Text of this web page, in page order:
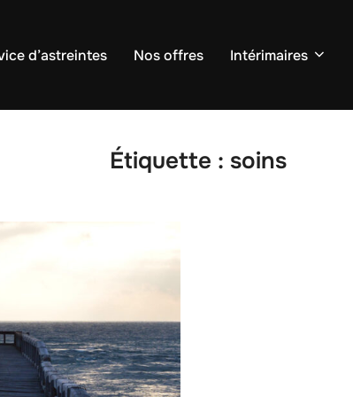
d’astreintes Nos offres Intérimaires
Étiquette : soins